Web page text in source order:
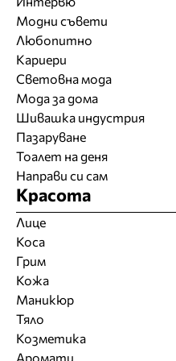
Модни съвети
Любопитно
Кариери
Световна мода
Мода за дома
Шивашка индустрия
Пазаруване
Тоалет на деня
Направи си сам
Красота
Лице
Коса
Грим
Кожа
Маникюр
Тяло
Козметика
Аромати